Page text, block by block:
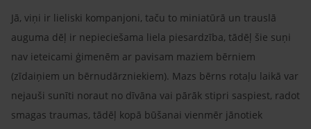
Jā, viņi ir lieliski kompanjoni, taču to miniatūrā un trauslā
auguma dēļ ir nepieciešama liela piesardzība, tādēļ šie suņi
nav ieteicami ģimenēm ar pavisam maziem bērniem
(zīdaiņiem un bērnudārzniekiem). Mazs bērns rotaļu laikā var
nejauši sunīti noraut no dīvāna vai pārāk stipri saspiest, radot
smagas traumas, tādēļ kopā būšanai vienmēr jānotiek